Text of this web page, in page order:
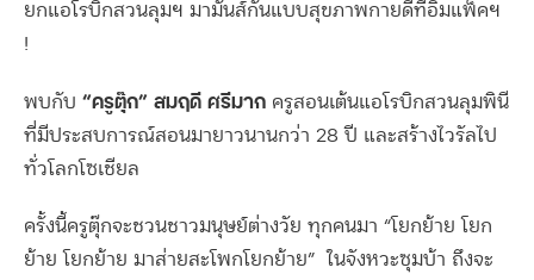
ยกแอโรบิกสวนลุมฯ มามันส์กันแบบสุขภาพกายดีที่อิมแพ็คฯ
!
พบกับ “ครูตุ๊ก” สมฤดี ศรีมาก ครูสอนเต้นแอโรบิกสวนลุมพินี
ที่มีประสบการณ์สอนมายาวนานกว่า 28 ปี และสร้างไวรัลไป
ทั่วโลกโซเชียล
ครั้งนี้ครูตุ๊กจะชวนชาวมนุษย์ต่างวัย ทุกคนมา “โยกย้าย โยก
ย้าย โยกย้าย มาส่ายสะโพกโยกย้าย”
ในจังหวะซุมบ้า ถึงจะ